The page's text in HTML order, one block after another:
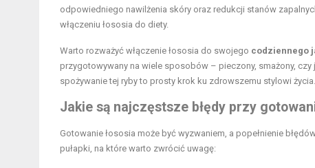
odpowiedniego nawilżenia skóry oraz redukcji stanów
włączeniu łososia do diety.
Warto rozważyć włączenie łososia do swojego codziennego
przygotowywany na wiele sposobów – pieczony, smażony,
spożywanie tej ryby to prosty krok ku zdrowszemu stylowi życia.
Jakie są najczęstsze błędy przy
Gotowanie łososia może być wyzwaniem, a popełnienie
pułapki, na które warto zwrócić uwagę: